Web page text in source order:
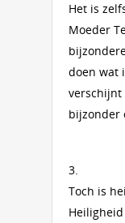
Het is
Moeder
doen wat
verschijnt
bijzonder
3.
Toch is